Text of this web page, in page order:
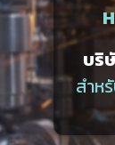
บริ
สำห